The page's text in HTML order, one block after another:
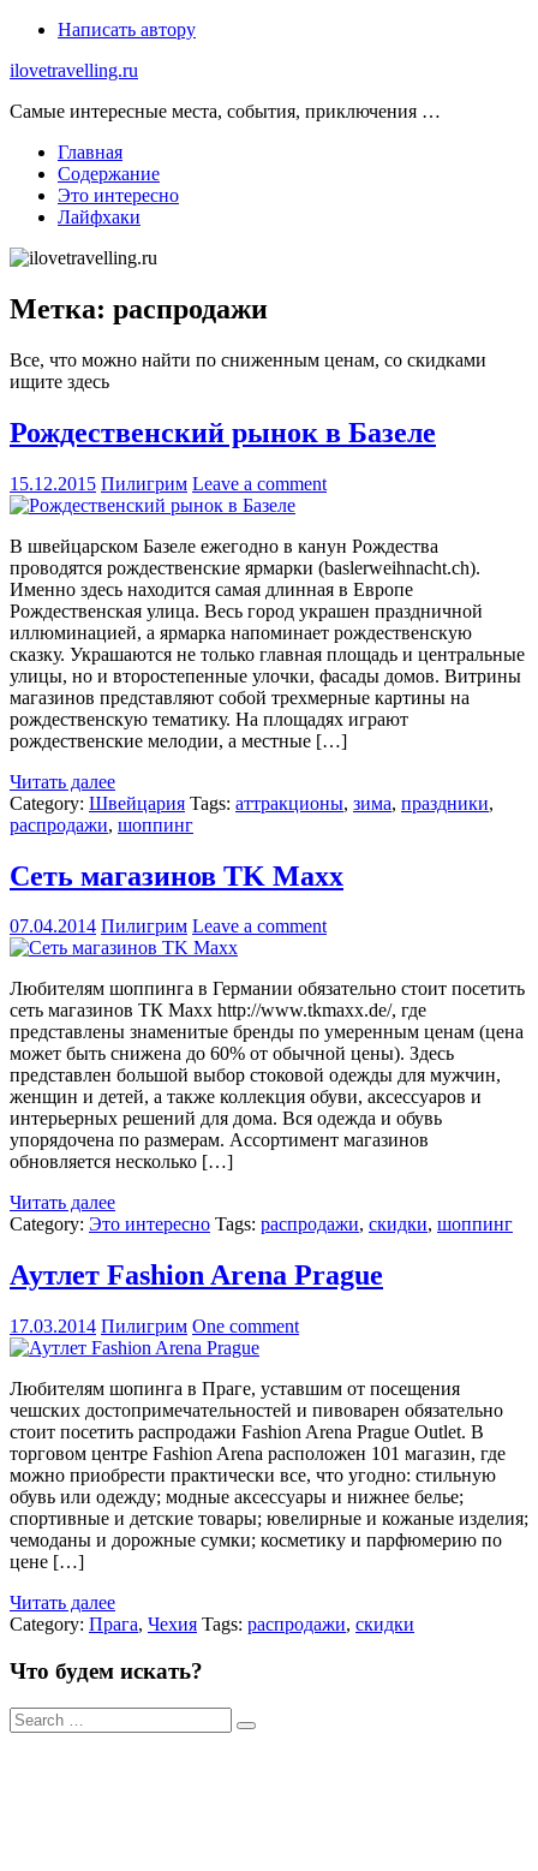
Skip
content
Написать автору
ilovetravelling.ru
Самые интересные места, события, приключения …
Главная
Содержание
Это интересно
Лайфхаки
Метка: распродажи
Все, что можно найти по сниженным ценам, со скидками
ищите здесь
Рождественский рынок в Базеле
15.12.2015 Пилигрим Leave a comment
В швейцарском Базеле ежегодно в канун Рождества
проводятся рождественские ярмарки (baslerweihnacht.ch).
Именно здесь находится самая длинная в Европе
Рождественская улица. Весь город украшен праздничной
иллюминацией, а ярмарка напоминает рождественскую
сказку. Украшаются не только главная площадь и центральные
улицы, но и второстепенные улочки, фасады домов. Витрины
магазинов представляют собой трехмерные картины на
рождественскую тематику. На площадях играют
рождественские мелодии, а местные […]
Читать далее
Category: Швейцария Tags: аттракционы, зима, праздники,
распродажи, шоппинг
Сеть магазинов TK Maxx
07.04.2014 Пилигрим Leave a comment
Любителям шоппинга в Германии обязательно стоит посетить
сеть магазинов ТК Мaxx http://www.tkmaxx.de/, где
представлены знаменитые бренды по умеренным ценам (цена
может быть снижена до 60% от обычной цены). Здесь
представлен большой выбор стоковой одежды для мужчин,
женщин и детей, а также коллекция обуви, аксессуаров и
интерьерных решений для дома. Вся одежда и обувь
упорядочена по размерам. Ассортимент магазинов
обновляется несколько […]
Читать далее
Category: Это интересно Tags: распродажи, скидки, шоппинг
Аутлет Fashion Arena Prague
17.03.2014 Пилигрим One comment
Любителям шопинга в Праге, уставшим от посещения
чешских достопримечательностей и пивоварен обязательно
стоит посетить распродажи Fashion Arena Prague Outlet. В
торговом центре Fashion Arena расположен 101 магазин, где
можно приобрести практически все, что угодно: стильную
обувь или одежду; модные аксессуары и нижнее белье;
спортивные и детские товары; ювелирные и кожаные изделия;
чемоданы и дорожные сумки; косметику и парфюмерию по
цене […]
Читать далее
Category: Прага, Чехия Tags: распродажи, скидки
Что будем искать?
Результаты
поиска